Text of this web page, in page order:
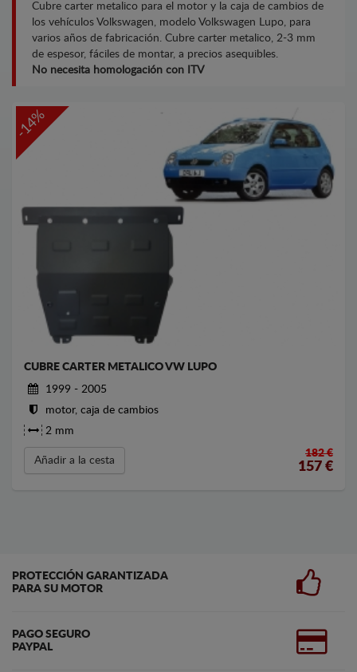
Cubre carter metalico para el motor y la caja de cambios de
los vehículos Volkswagen, modelo Volkswagen Lupo, para
varios años de fabricación. Cubre carter metalico, 2-3 mm
de espesor, fáciles de montar, a precios asequibles.
No necesita homologación con ITV
-14%
CUBRE CARTER METALICO VW LUPO
1999 - 2005
motor, caja de cambios
2 mm
Añadir a la cesta
182 €
157 €
PROTECCIÓN GARANTIZADA
PARA SU MOTOR
PAGO SEGURO
PAYPAL